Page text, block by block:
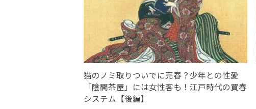
猫のノミ取りついでに売春？少年との性愛
「陰間茶屋」には女性客も！江戸時代の買春
システム【後編】